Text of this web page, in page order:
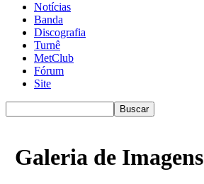
Notícias
Banda
Discografia
Turnê
MetClub
Fórum
Site
Galeria de Imagens